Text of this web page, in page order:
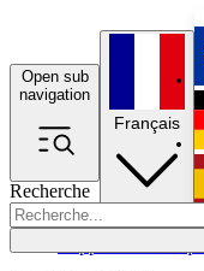
Open sub
navigation
Recherche
Français